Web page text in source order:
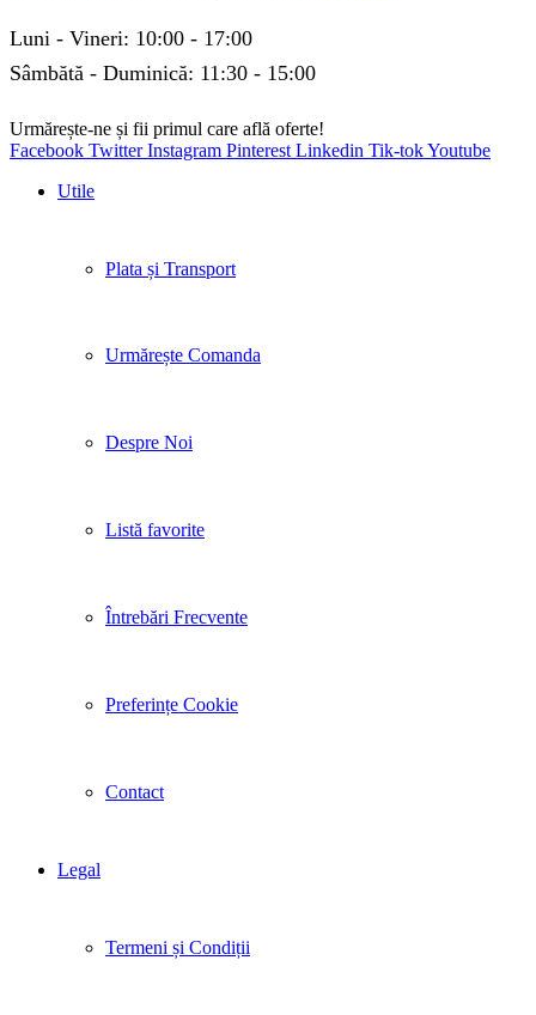
Luni - Vineri: 10:00 - 17:00
Sâmbătă - Duminică: 11:30 - 15:00
Urmărește-ne și fii primul care află oferte!
Facebook Twitter Instagram Pinterest Linkedin Tik-tokYoutube
Utile
Plata și Transport
Urmărește Comanda
Despre Noi
Listă favorite
Întrebări Frecvente
Preferințe Cookie
Contact
Legal
Termeni și Condiții